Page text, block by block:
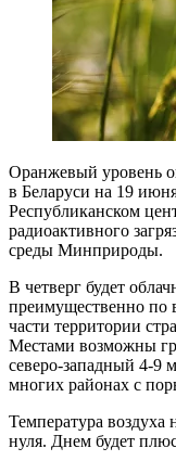
Оранжевый уровень
в Беларуси на 19
Республиканском
радиоактивного
среды Минприроды.
В четверг будет
преимущественно по
части территории
Местами возможны
северо-западный 4-9
многих районах с
Температура воздуха
нуля. Днем будет